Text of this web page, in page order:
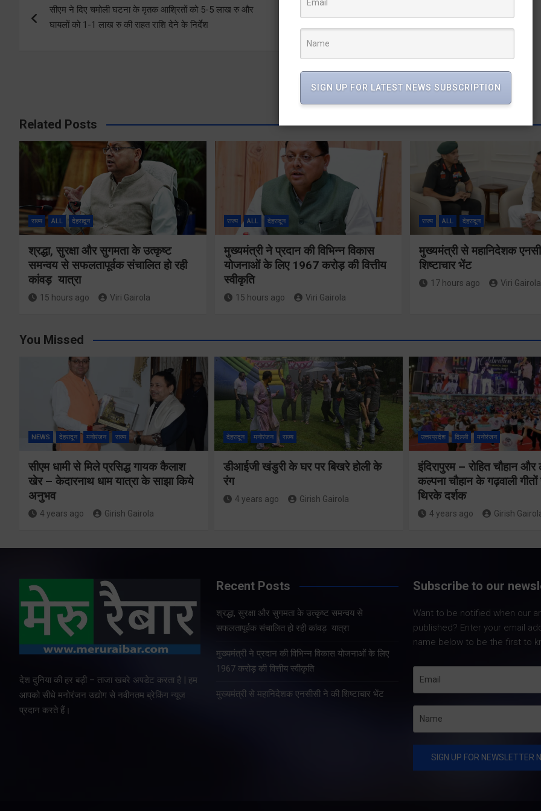
navigation
सीएम ने दिए चमोली घटना के मृतक आश्रितों को 5-5 लाख रु और
घायलों को 1-1 लाख रु की राहत राशि देने के निर्देश
Related Posts
राज्य ALL देहरादून
श्रद्धा, सुरक्षा और सुगमता के उत्कृष्ट
समन्वय से सफलतापूर्वक संचालित हो रही
कांवड़ यात्रा
15 hours ago Viri Gairola
राज्य ALL देहरादून
मुख्यमंत्री ने प्रदान की विभिन्न विकास
योजनाओं के लिए 1967 करोड़ की वित्तीय
स्वीकृति
15 hours ago Viri Gairola
राज्य ALL देहरादून
मुख्यमंत्री से महानिदेशक
शिष्टाचार भेंट
17 hours ago Viri Gairola
You Missed
NEWS देहरादून मनोरंजन राज्य
सीएम धामी से मिले प्रसिद्ध गायक कैलाश
खेर – केदारनाथ धाम यात्रा के साझा किये
अनुभव
4 years ago Girish Gairola
देहरादून मनोरंजन राज्य
डीआईजी खंडुरी के घर पर बिखरे होली के
रंग
4 years ago Girish Gairola
उत्तरप्रदेश दिल्ली मनोरंजन
इंदिरापुरम – रोहित चौहान और
कल्पना चौहान के गढ़वाली
थिरके दर्शक
4 years ago Girish
देश दुनिया की हर बड़ी – ताजा खबरे अपडेट करता है | हम
आपको सीधे मनोरंजन उद्योग से नवीनतम ब्रेकिंग न्यूज
प्रदान करते हैं।
Recent Posts
श्रद्धा, सुरक्षा और सुगमता के उत्कृष्ट समन्वय से
सफलतापूर्वक संचालित हो रही कांवड़ यात्रा
मुख्यमंत्री ने प्रदान की विभिन्न विकास योजनाओं के लिए
1967 करोड़ की वित्तीय स्वीकृति
मुख्यमंत्री से महानिदेशक एनसीसी ने की शिष्टाचार भेंट
Subscribe to our
Want to be notified when our
published? Enter your email
name below to be the first to
में रहें अधिकारीः
Share Nowदेहरादून। मुख्य
सचिव आनंद बर्द्धन ने गुरुवार को
राज्य आपातकालीन परिचालन
केंद्र पहुंचकर प्रदेश में लगातार
उत्पन्न स्थिति की विस्तृत समीक्षा
श्रद्धा,
सुगमता के
उत्कृष्ट
से
कांवड़
Share Now
Share
मुख्यमंत्री पुष्कर सिंह
कुशल नेतृत्व एवं राज्य
सुचारु रूप से
SIGN UP FOR LATEST NEWS SUBSCRIPTION